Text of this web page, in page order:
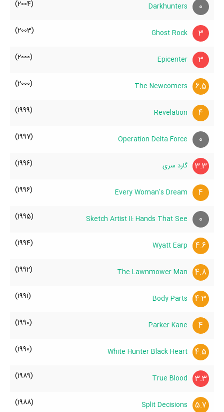
0
Darkhunters
(2004)
3
Ghost Rock
(2003)
3
Epicenter
(2000)
6.5
The Newcomers
(2000)
4
Revelation
(1999)
0
Operation Delta Force
(1997)
3.3 گارد سری (1996)
4
Every Woman's Dream
(1996)
0
Sketch Artist II: Hands That See
(1995)
4.6
Wyatt Earp
(1994)
4.8
The Lawnmower Man
(1992)
4.3
Body Parts
(1991)
4
Parker Kane
(1990)
4.5
White Hunter Black Heart
(1990)
3.3
True Blood
(1989)
5.7
Split Decisions
(1988)